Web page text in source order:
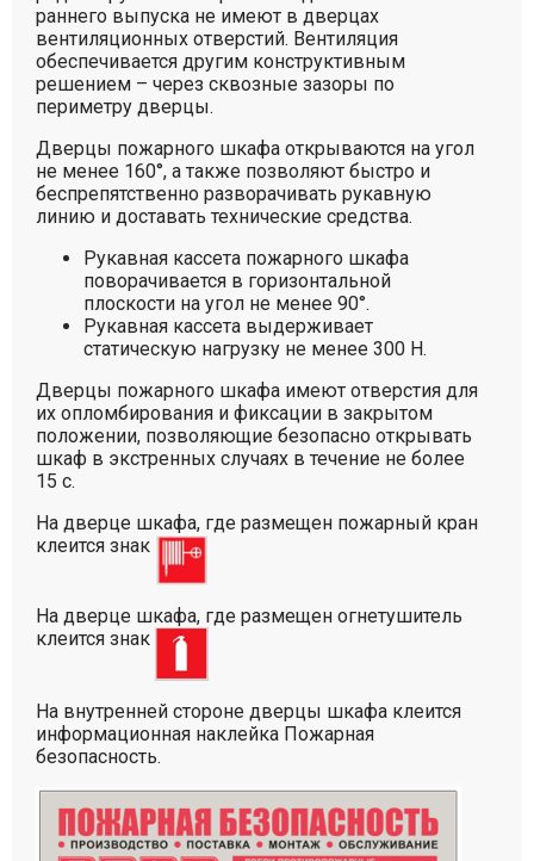
раннего выпуска не имеют в дверцах
вентиляционных отверстий. Вентиляция
обеспечивается другим конструктивным
решением – через сквозные зазоры по
периметру дверцы.
Дверцы пожарного шкафа открываются на угол
не менее 160°, а также позволяют быстро и
беспрепятственно разворачивать рукавную
линию и доставать технические средства.
Рукавная кассета пожарного шкафа
поворачивается в горизонтальной
плоскости на угол не менее 90°.
Рукавная кассета выдерживает
статическую нагрузку не менее 300 Н.
Дверцы пожарного шкафа имеют отверстия для
их опломбирования и фиксации в закрытом
положении, позволяющие безопасно открывать
шкаф в экстренных случаях в течение не более
15 с.
На дверце шкафа, где размещен пожарный кран
клеится знак
На дверце шкафа, где размещен огнетушитель
клеится знак
На внутренней стороне дверцы шкафа клеится
информационная наклейка Пожарная
безопасность.